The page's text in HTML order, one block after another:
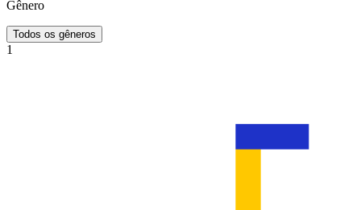
Gênero
Todos os gêneros
1